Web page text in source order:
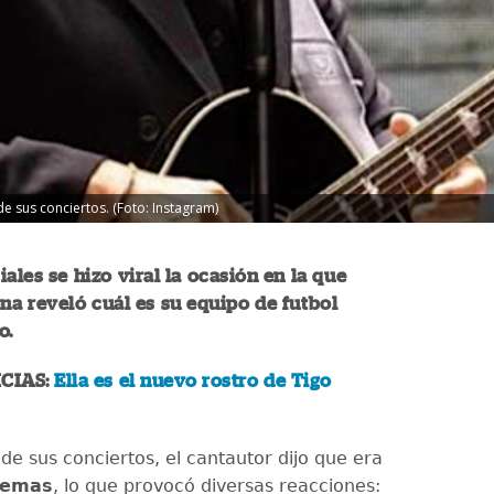
sus conciertos. (Foto: Instagram)
se hizo viral la ocasión en la que
reveló cuál es su equipo de futbol
Ella es el nuevo rostro de Tigo
sus conciertos, el cantautor dijo que era
, lo que provocó diversas reacciones: